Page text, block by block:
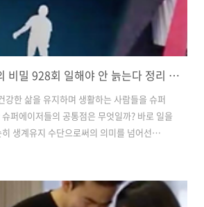
KBS1TV 생로병사의 비밀 928회 일해야 안 늙는다 정리 리뷰
강한 삶을 유지하며 생활하는 사람들을 슈퍼
퍼에이저들의 공통점은 무엇일까? 바로 일을
생계유지 수단으로써의 의미를 넘어선
고 노쇠를 막기 위해서 할 수 있는 것이 무엇
이저란? 올해 나이 91세로 서핑을 즐기고 있
101세의 나이로 아직도 약국을 경영하며 약